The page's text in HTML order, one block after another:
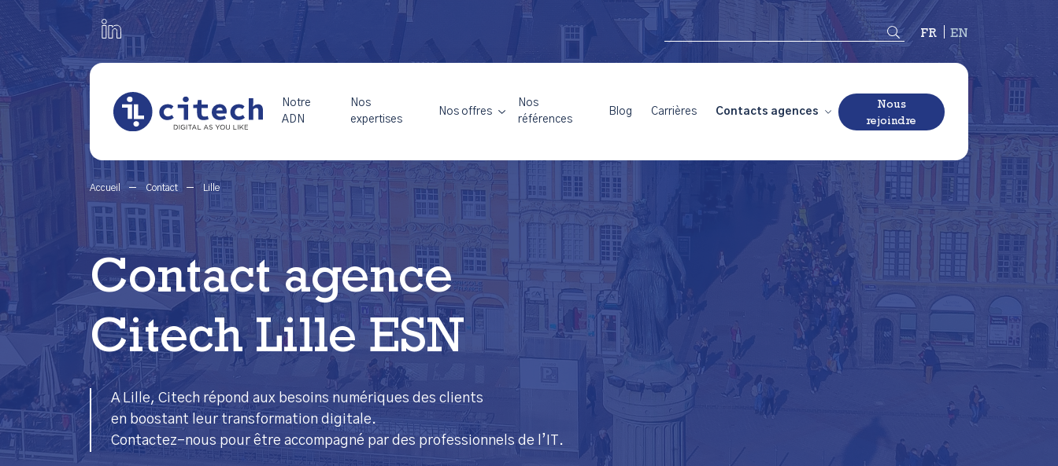
Français
Notre
ADN
Nos
expertises
Nos offres
Nos
références
Blog Carrières Contacts agences
Nous
rejoindre
Accueil Contact Lille
Contact agence
Citech Lille ESN
A Lille, Citech répond aux besoins numériques des clients
en boostant leur transformation digitale.
Contactez-nous pour être accompagné par des professionnels de l’IT.